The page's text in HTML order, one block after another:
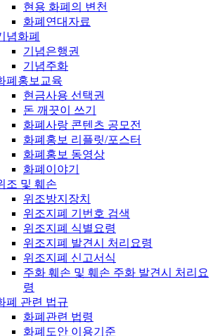
현용 화폐의 변천
화폐연대자료
념화폐
기념은행권
기념주화
폐홍보교육
현금사용 선택권
돈 깨끗이 쓰기
화폐사랑 콘텐츠 공모전
화폐홍보 리플릿/포스터
화폐홍보 동영상
화폐이야기
조 및 훼손
위조방지장치
위조지폐 기번호 검색
위조지폐 식별요령
위조지폐 발견시 처리요령
위조지폐 신고서식
주화 훼손 및 훼손 주화 발견시 처리요
령
폐 관련 법규
화폐관련 법령
화폐도안 이용기준